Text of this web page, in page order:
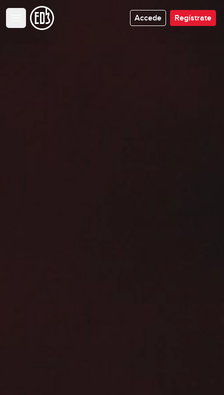
Accede Regístrate